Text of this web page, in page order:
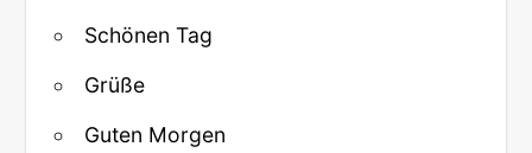
Schönen Tag
Grüße
Guten Morgen